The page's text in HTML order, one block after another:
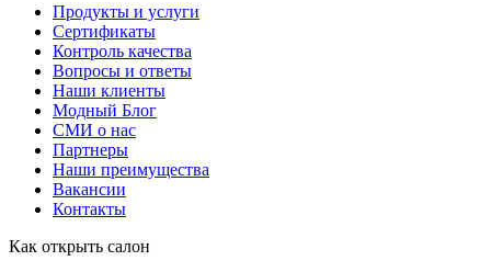
Продукты и услуги
Сертификаты
Контроль качества
Вопросы и ответы
Наши клиенты
Модный Блог
СМИ о нас
Партнеры
Наши преимущества
Вакансии
Контакты
Как открыть салон